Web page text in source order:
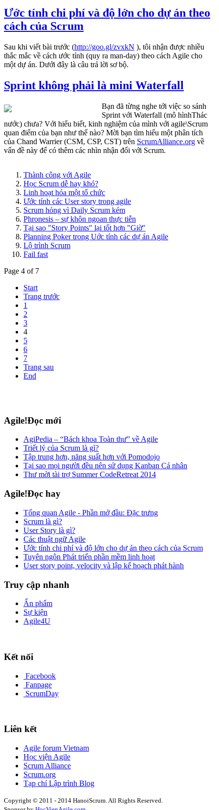
Ước tính chi phí và độ lớn cho dự án theo
cách của Scrum
Sau khi viết bài trước (http://goo.gl/zvxkN ), tôi nhận được nhiều
thắc mắc về cách ước tính (quy ra man-day) theo cách Agile cho
một dự án. Dưới đây là câu trả lời sơ bộ.
Sprint không phải là mini Waterfall
Bạn đã từng nghe tới việc so sánh
Sprint với Waterfall (mô hìnhThác
nước) chưa? Với hiểu biết, kinh nghiệm của mình với agile\Scrum
quan điểm của bạn như thế nào? Mời bạn tìm hiểu một phân tích
của Chand Warrier (CSM, CSP, CST) trên ScrumAlliance.org về
vấn đề này để có thêm các nhìn nhận đối với Scrum.
Thành công với Agile
Học Scrum dễ hay khó?
Linh hoạt hóa một tổ chức
Ước tính các User story trong agile
Scrum hỏng vì Daily Scrum kém
Phronesis – sự khôn ngoan thực tiễn
Tại sao "Story Points" lại tốt hơn "Giờ"
Planning Poker trong Uớc tính các dự án Agile
Lộ trình Scrum
Fail fast
Page 4 of 7
Start
Trang trước
1
2
3
4
5
6
7
Trang sau
End
Agile!Đọc mới
AgiPedia – “Bách khoa Toàn thư” về Agile
Triết lý của Scrum là gì?
Tập trung hơn, năng suất hơn với Pomodojo
Tại sao mọi người đều nên sử dụng Kanban Cá nhân
Thư mời tài trợ Summer CodeRetreat 2014
Agile!Đọc hay
Tổng quan Agile - Phần mở đầu: Đặc trưng
Scrum là gì?
User Story là gì?
Các thuật ngữ Agile
Ước tính chi phí và độ lớn cho dự án theo cách của Scrum
Tuyên ngôn Phát triển phần mềm linh hoạt
User story point, velocity và lập kế hoạch phát hành
Truy cập nhanh
Ấn phẩm
Sự kiện
Agile4U
Kết nối
Facebook
Fanpage
ScrumDay
Liên kết
Agile forum Vietnam
Học viện Agile
Scrum Alliance
Scrum.org
Tạp chí Lập trình Blog
Copyright © 2011 - 2014 HanoiScrum. All Rights Reserved.